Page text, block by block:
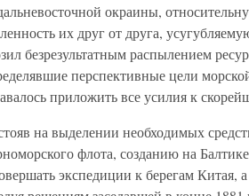
окраины,
их друг от друга,
безрезультатным распылением
перспективные цели
приложить все усилия к
на выделении необходимых
флота, созданию на
экспедиции к берегам Китая,